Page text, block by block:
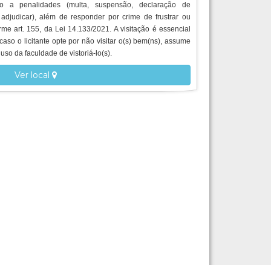
a penalidades (multa, suspensão, declaração de
além de responder por crime de frustrar ou
art. 155, da Lei 14.133/2021. A visitação é essencial
o licitante opte por não visitar o(s) bem(ns), assume
da faculdade de vistoriá-lo(s).
Ver local